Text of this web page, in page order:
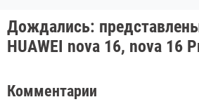
Дождались:
HUAWEI nova 16, nova 16
Комментарии